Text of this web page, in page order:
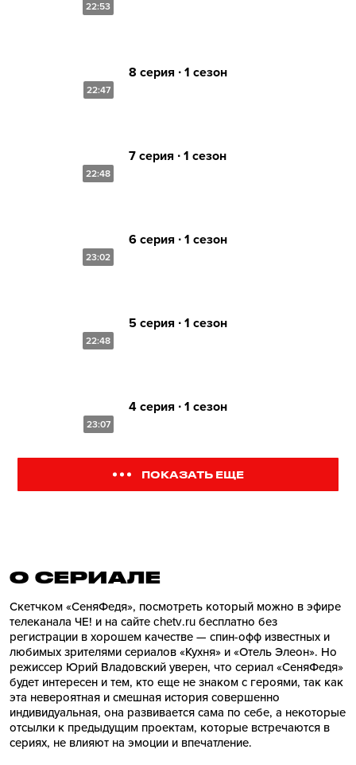
22:53
22:47
8 серия ∙ 1 сезон
22:48
7 серия ∙ 1 сезон
23:02
6 серия ∙ 1 сезон
22:48
5 серия ∙ 1 сезон
23:07
4 серия ∙ 1 сезон
ПОКАЗАТЬ ЕЩЕ
О СЕРИАЛE
Скетчком «СеняФедя», посмотреть который можно в эфире
телеканала ЧЕ! и на сайте chetv.ru бесплатно без
регистрации в хорошем качестве — спин-офф известных и
любимых зрителями сериалов «Кухня» и «Отель Элеон». Но
режиссер Юрий Владовский уверен, что сериал «СеняФедя»
будет интересен и тем, кто еще не знаком с героями, так как
эта невероятная и смешная история совершенно
индивидуальная, она развивается сама по себе, а некоторые
отсылки к предыдущим проектам, которые встречаются в
сериях, не влияют на эмоции и впечатление.